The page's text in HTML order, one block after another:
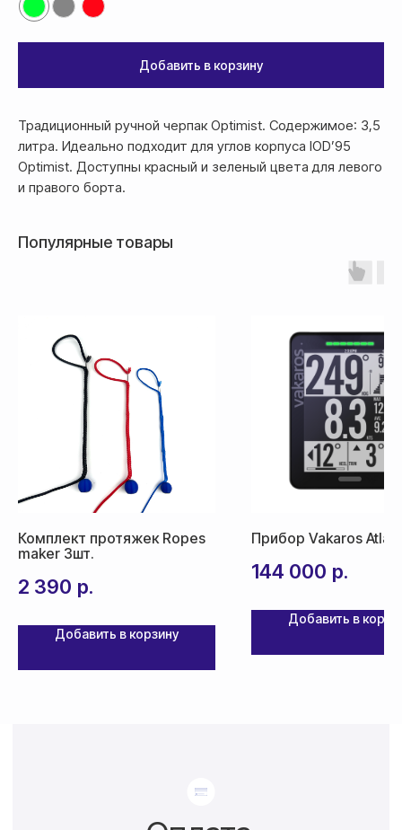
Добавить в корзину
Традиционный ручной черпак Optimist. Содержимое: 3,5
литра. Идеально подходит для углов корпуса IOD’95
Optimist. Доступны красный и зеленый цвета для левого
и правого борта.
Популярные товары
Комплект протяжек Ropes
maker 3шт.
2 390 р.
Добавить в корзину
Прибор Vakaros Atlas
144 000 р.
Добавить в
Банковской картой системы,
либо другим безналичным
переводом
Доставка
Доставка товара осуществляется
почтовым сервисом СДЭК:
По России — 300₽,
срок доставки 2-3 дня
По СНГ — 1000₽,
срок доставки от 5 дней
осуществляется
после полной предоплаты